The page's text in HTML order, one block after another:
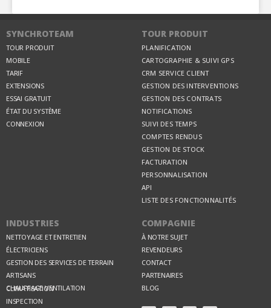
SYNCHROTEAM
TOUR PRODUIT
MOBILE
TARIF
EXTENSIONS
ESSAI GRATUIT
ÉTAT DU SYSTÈME
CONNEXION
TOUR PRODUIT
PLANIFICATION
CARTOGRAPHIE & SUIVI GPS
CRM SERVICE CLIENT
GESTION DES INTERVENTIONS
GESTION DES CONTRATS
NOTIFICATIONS
SUIVI DES TEMPS
COMPTES RENDUS
GESTION DE STOCK
FACTURATION
PERSONNALISATION
API
LISTE DES FONCTIONNALITÉS
INDUSTRIES
NETTOYAGE ET ENTRETIEN
ÉLECTRICIENS
GESTION DES SERVICES DE TERRAIN
ARTISANS
CHAUFFAGE VENTILATION CLIMATISATION
INSPECTION
COMPAGNIE
À NOTRE SUJET
REVENDEURS
CONTACT
PARTENAIRES
BLOG